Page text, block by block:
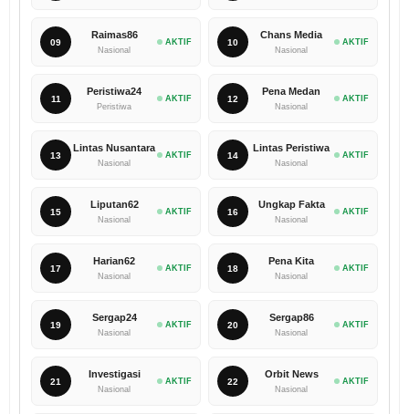
09
Raimas86
Nasional
AKTIF 10
Chans Media
Nasional
AKTIF
11
Peristiwa24
Peristiwa
AKTIF 12
Pena Medan
Nasional
AKTIF
13
Lintas Nusantara
Nasional
AKTIF 14
Lintas Peristiwa
Nasional
AKTIF
15
Liputan62
Nasional
AKTIF 16
Ungkap Fakta
Nasional
AKTIF
17
Harian62
Nasional
AKTIF 18
Pena Kita
Nasional
AKTIF
19
Sergap24
Nasional
AKTIF 20
Sergap86
Nasional
AKTIF
21
Investigasi
Nasional
AKTIF 22
Orbit News
Nasional
AKTIF